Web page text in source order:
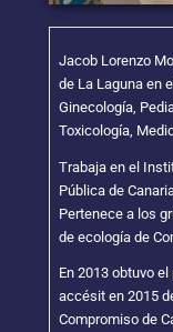
Jacob Lorenzo
de La Laguna en
Ginecología,
Toxicología,
Trabaja en el
Pública de
Pertenece a los
de ecología de
En 2013 obtuvo
accésit en 2015
Compromiso de